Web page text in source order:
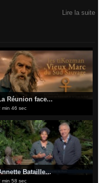
Lire la suite
Réunion face...
min 46 sec
Bataille...
min 58 sec